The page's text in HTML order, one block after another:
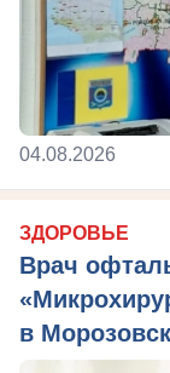
04.08.2026
ЗДОРОВЬЕ
Врач
в